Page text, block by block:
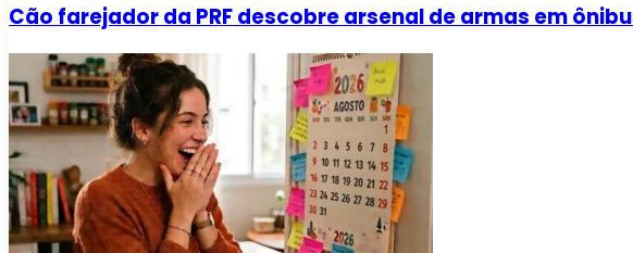
Cão farejador da PRF descobre arsenal de armas em